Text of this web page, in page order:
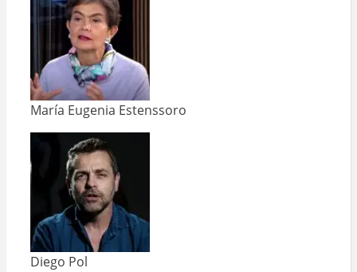
María Eugenia Estenssoro
Diego Pol